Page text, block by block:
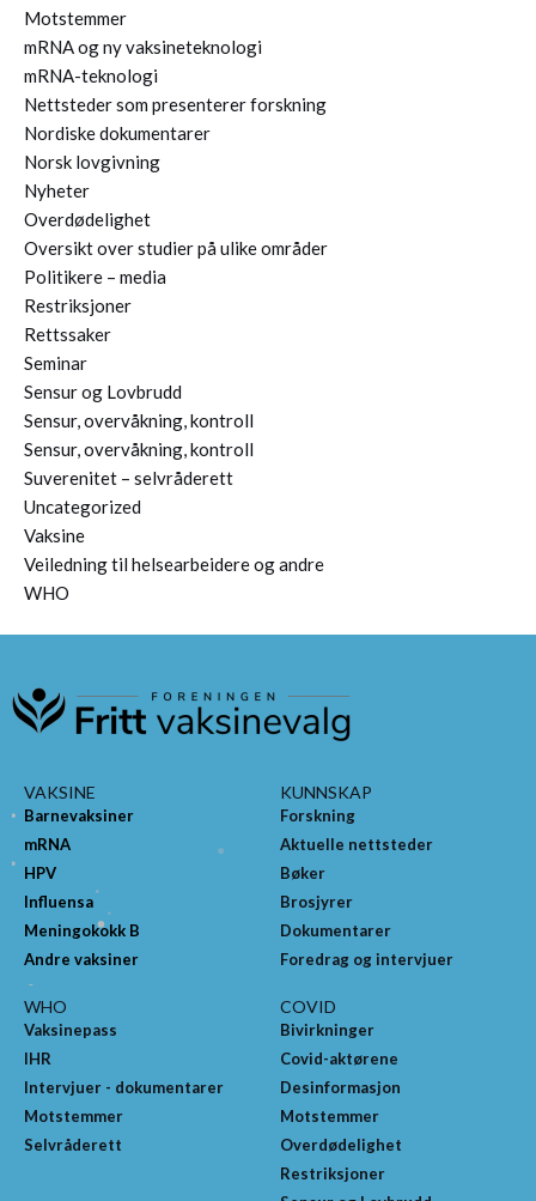
Motstemmer
mRNA og ny vaksineteknologi
mRNA-teknologi
Nettsteder som presenterer forskning
Nordiske dokumentarer
Norsk lovgivning
Nyheter
Overdødelighet
Oversikt over studier på ulike områder
Politikere – media
Restriksjoner
Rettssaker
Seminar
Sensur og Lovbrudd
Sensur, overvåkning, kontroll
Sensur, overvåkning, kontroll
Suverenitet – selvråderett
Uncategorized
Vaksine
Veiledning til helsearbeidere og andre
WHO
VAKSINE
Barnevaksiner
mRNA
HPV
Influensa
Meningokokk B
Andre vaksiner
KUNNSKAP
Forskning
Aktuelle nettsteder
Bøker
Brosjyrer
Dokumentarer
Foredrag og intervjuer
WHO
Vaksinepass
IHR
Intervjuer - dokumentarer
Motstemmer
Selvråderett
COVID
Bivirkninger
Covid-aktørene
Desinformasjon
Motstemmer
Overdødelighet
Restriksjoner